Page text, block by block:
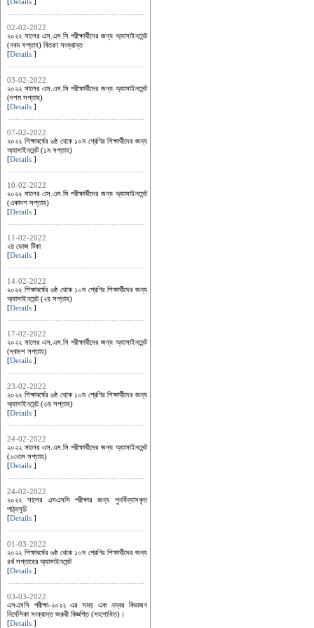
02-02-2022
২০২২ সালের এস.এস.সি পরীক্ষার্থীদের জন্য অ্যাসাইনমেন্ট
(নবম সপ্তাহ) বিতরণ সংক্রান্ত
[Details ]
03-02-2022
২০২২ সালের এস.এস.সি পরীক্ষার্থীদের জন্য অ্যাসাইনমেন্ট
(দশম সপ্তাহ)
[Details ]
07-02-2022
২০২২ শিক্ষাবর্ষের ৬ষ্ঠ থেকে ১০ম শ্রেণির শিক্ষার্থীদের জন্য
অ্যাসাইনমেন্ট (১ম সপ্তাহ)
[Details ]
10-02-2022
২০২২ সালের এস.এস.সি পরীক্ষার্থীদের জন্য অ্যাসাইনমেন্ট
(একাদশ সপ্তাহ)
[Details ]
11-02-2022
২য় ডোজ টিকা
[Details ]
14-02-2022
২০২২ শিক্ষাবর্ষের ৬ষ্ঠ থেকে ১০ম শ্রেণির শিক্ষার্থীদের জন্য
অ্যাসাইনমেন্ট (২য় সপ্তাহ)
[Details ]
17-02-2022
২০২২ সালের এস.এস.সি পরীক্ষার্থীদের জন্য অ্যাসাইনমেন্ট
(দ্বাদশ সপ্তাহ)
[Details ]
23-02-2022
২০২২ শিক্ষাবর্ষের ৬ষ্ঠ থেকে ১০ম শ্রেণির শিক্ষার্থীদের জন্য
অ্যাসাইনমেন্ট (৩য় সপ্তাহ)
[Details ]
24-02-2022
২০২২ সালের এস.এস.সি পরীক্ষার্থীদের জন্য অ্যাসাইনমেন্ট
(১৩তম সপ্তাহ)
[Details ]
24-02-2022
২০২২ সালের এসএসসি পরীক্ষার জন্য পুনর্বিন্যাসকৃত
পাঠ্যসূচি
[Details ]
01-03-2022
২০২২ শিক্ষাবর্ষের ৬ষ্ঠ থেকে ১০ম শ্রেণির শিক্ষার্থীদের জন্য
৪র্থ সপ্তাহের অ্যাসাইনমেন্ট
[Details ]
03-03-2022
এসএসসি পরীক্ষা-২০২২ এর সময় এবং নম্বর বিভাজন
নির্দেশিকা সংক্রান্ত জরুরী বিজ্ঞপ্তি (সংশোধিত)।
[Details ]